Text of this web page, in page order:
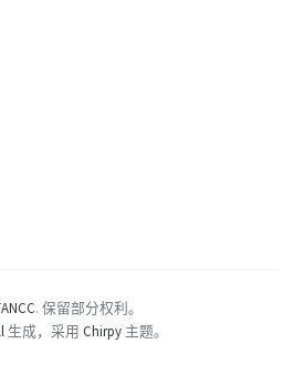
. 保留部分权利。
生成，采用 Chirpy 主题。